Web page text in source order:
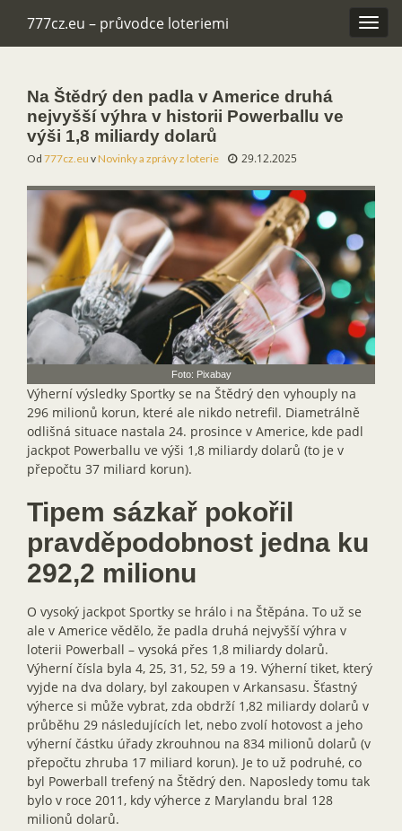
777cz.eu – průvodce loteriemi
Na Štědrý den padla v Americe druhá
nejvyšší výhra v historii Powerballu ve
výši 1,8 miliardy dolarů
Od 777cz.eu vNovinky a zprávy z loterie 29.12.2025
Foto: Pixabay
Výherní výsledky Sportky se na Štědrý den vyhouply na
296 milionů korun, které ale nikdo netrefil. Diametrálně
odlišná situace nastala 24. prosince v Americe, kde padl
jackpot Powerballu ve výši 1,8 miliardy dolarů (to je v
přepočtu 37 miliard korun).
Tipem sázkař pokořil
pravděpodobnost jedna ku
292,2 milionu
O vysoký jackpot Sportky se hrálo i na Štěpána. To už se
ale v Americe vědělo, že padla druhá nejvyšší výhra v
loterii Powerball – vysoká přes 1,8 miliardy dolarů.
Výherní čísla byla 4, 25, 31, 52, 59 a 19. Výherní tiket, který
vyjde na dva dolary, byl zakoupen v Arkansasu. Šťastný
výherce si může vybrat, zda obdrží 1,82 miliardy dolarů v
průběhu 29 následujících let, nebo zvolí hotovost a jeho
výherní částku úřady zkrouhnou na 834 milionů dolarů (v
přepočtu zhruba 17 miliard korun). Je to už podruhé, co
byl Powerball trefený na Štědrý den. Naposledy tomu tak
bylo v roce 2011, kdy výherce z Marylandu bral 128
milionů dolarů.